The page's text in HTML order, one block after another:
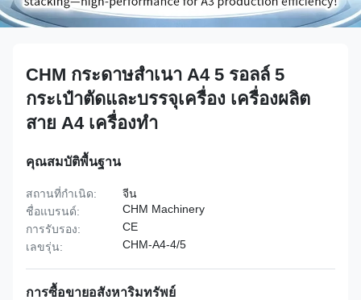
CHM กระดาษสําเนา A4 5 รอลล์ 5
กระเป๋าตัดและบรรจุเครื่อง เครื่องผลิต
สาย A4 เครื่องทํา
คุณสมบัติพื้นฐาน
สถานที่กำเนิด:
จีน
ชื่อแบรนด์:
CHM Machinery
การรับรอง:
CE
เลขรุ่น:
CHM-A4-4/5
การซื้อขายอสังหาริมทรัพย์